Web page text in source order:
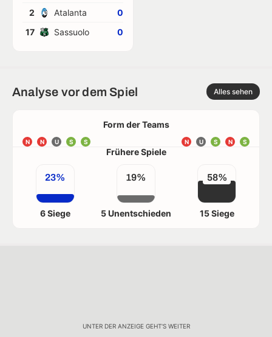
2 Atalanta
0
17
Sassuolo 0
Analyse vor dem Spiel Alles sehen
Form der Teams
N N U S S S
N
S
U
N
Frühere Spiele
23%
6 Siege
19%
5 Unentschieden
58%
15 Siege
UNTER DER ANZEIGE GEHT'S WEITER